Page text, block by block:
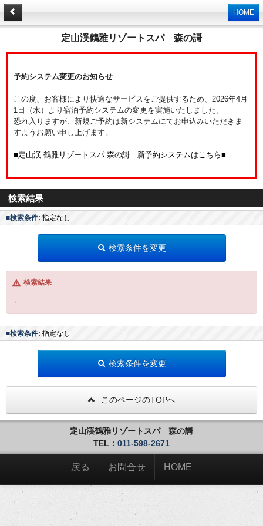
HOME
定山渓鶴雅リゾートスパ 森の謌
予約システム変更のお知らせ
この度、お客様により快適なサービスをご提供するため、2026年4月
1日（水）より宿泊予約システムの変更を実施いたしました。
恐れ入りますが、新規ご予約は新システムにてお申込みいただきま
すようお願い申し上げます。
■定山渓 鶴雅リゾートスパ 森の謌 新予約システムはこちら■
検索結果
■検索条件: 指定なし
検索条件を変更
検索結果
・
■検索条件: 指定なし
検索条件を変更
このページのTOPへ
定山渓鶴雅リゾートスパ 森の謌
TEL： 011-598-2671
戻る お問合せ HOME